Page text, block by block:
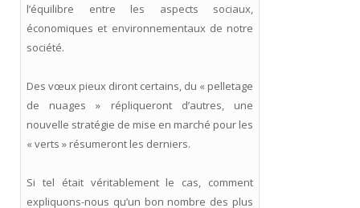
l’équilibre entre les aspects sociaux,
économiques et environnementaux de notre
société.
Des vœux pieux diront certains, du « pelletage
de nuages » répliqueront d’autres, une
nouvelle stratégie de mise en marché pour les
« verts » résumeront les derniers.
Si tel était véritablement le cas, comment
expliquons-nous qu’un bon nombre des plus